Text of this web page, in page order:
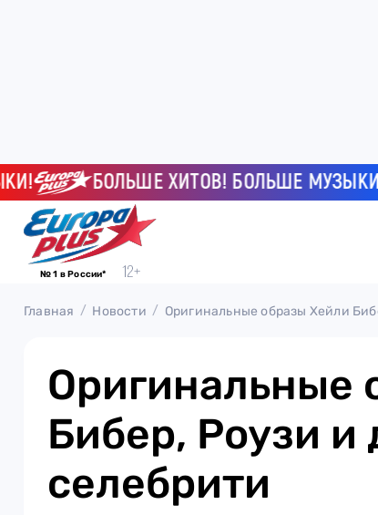
БОЛЬШЕ ХИТОВ! БОЛЬШЕ МУЗЫКИ!
№ 1 в России*
Главная Новости Оригинальные образы Хейли
Оригинальные
Бибер, Роузи и
селебрити